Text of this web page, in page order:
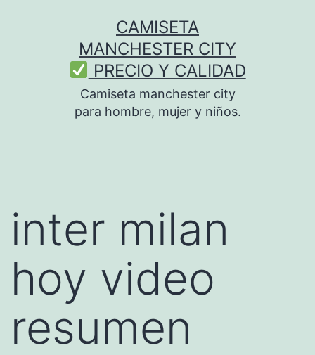
CAMISETA
MANCHESTER CITY
PRECIO Y CALIDAD
Camiseta manchester city
para hombre, mujer y niños.
inter milan
hoy video
resumen